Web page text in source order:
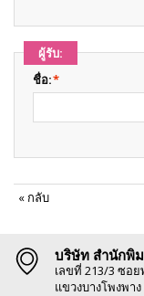
ผู้รับ:
*
ชื่อ:
« กลับ
บริษัท สำนักพิ
เลขที่ 213/3 ซอ
แขวงบางโพงพา